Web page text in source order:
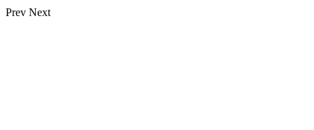
Prev Next